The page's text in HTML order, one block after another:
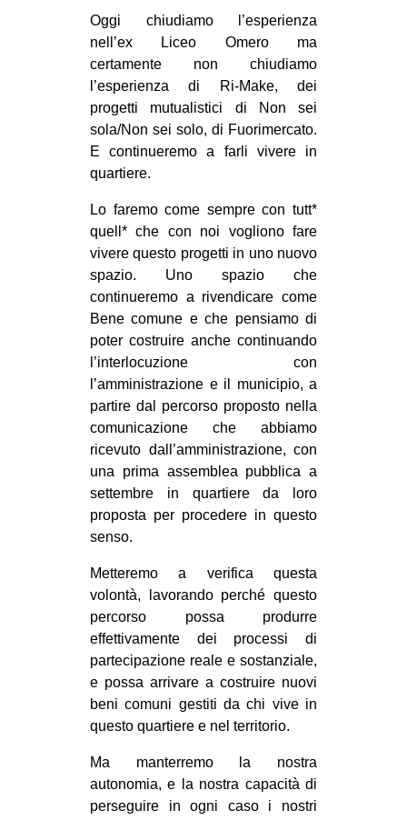
Oggi chiudiamo l’esperienza
nell’ex Liceo Omero ma
certamente non chiudiamo
l’esperienza di Ri-Make, dei
progetti mutualistici di Non sei
sola/Non sei solo, di Fuorimercato.
E continueremo a farli vivere in
quartiere.
Lo faremo come sempre con tutt*
quell* che con noi vogliono fare
vivere questo progetti in uno nuovo
spazio. Uno spazio che
continueremo a rivendicare come
Bene comune e che pensiamo di
poter costruire anche continuando
l’interlocuzione con
l’amministrazione e il municipio, a
partire dal percorso proposto nella
comunicazione che abbiamo
ricevuto dall’amministrazione, con
una prima assemblea pubblica a
settembre in quartiere da loro
proposta per procedere in questo
senso.
Metteremo a verifica questa
volontà, lavorando perché questo
percorso possa produrre
effettivamente dei processi di
partecipazione reale e sostanziale,
e possa arrivare a costruire nuovi
beni comuni gestiti da chi vive in
questo quartiere e nel territorio.
Ma manterremo la nostra
autonomia, e la nostra capacità di
perseguire in ogni caso i nostri